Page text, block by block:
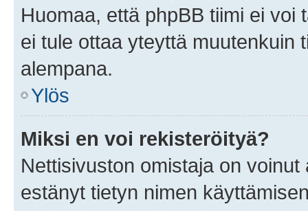
Huomaa, että phpBB tiimi ei
ei tule ottaa yteyttä muutenkuin
alempana.
Ylös
Miksi en voi rekisteröityä?
Nettisivuston omistaja on
estänyt tietyn nimen